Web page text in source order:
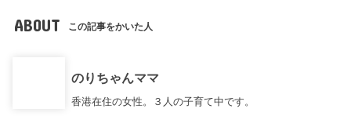
ABOUT この記事をかいた人
のりちゃんママ
香港在住の女性。３人の子育て中です。